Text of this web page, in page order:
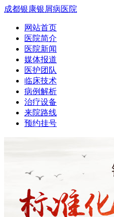
成都银康银屑病医院
网站首页
医院简介
医院新闻
媒体报道
医护团队
临床技术
病例解析
治疗设备
来院路线
预约挂号